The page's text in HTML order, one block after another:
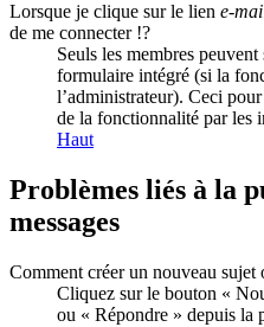
Lorsque je clique sur le lien e-
de me connecter !?
Seuls les membres
formulaire intégré (si la
l’administrateur). Ceci
de la fonctionnalité par les
Haut
Problèmes liés à la
messages
Comment créer un nouveau sujet
Cliquez sur le bouton «
ou « Répondre » depuis la